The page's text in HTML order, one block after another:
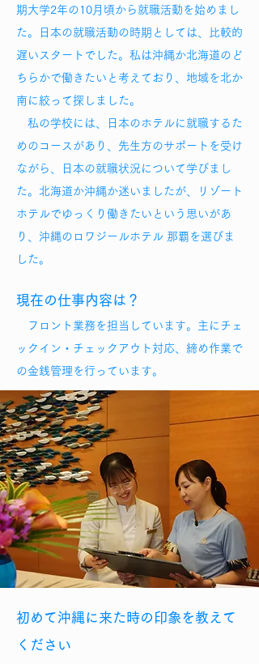
期大学2年の10月頃から就職活動を始めまし
た。日本の就職活動の時期としては、比較的
遅いスタートでした。私は沖縄か北海道のど
ちらかで働きたいと考えており、地域を北か
南に絞って探しました。
私の学校には、日本のホテルに就職するた
めのコースがあり、先生方のサポートを受け
ながら、日本の就職状況について学びまし
た。北海道か沖縄か迷いましたが、リゾート
ホテルでゆっくり働きたいという思いがあ
り、沖縄のロワジールホテル 那覇を選びま
した。
現在の仕事内容は？
フロント業務を担当しています。主にチェ
ックイン・チェックアウト対応、締め作業で
の金銭管理を行っています。
初めて沖縄に来た時の印象を教えて
ください